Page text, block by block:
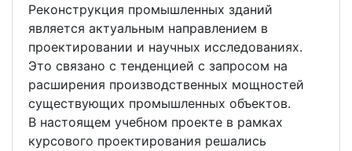
Реконструкция промышленных зданий
является актуальным направлением в
проектировании и научных исследованиях.
Это связано с тенденцией с запросом на
расширения производственных мощностей
существующих промышленных объектов.
В настоящем учебном проекте в рамках
курсового проектирования решались